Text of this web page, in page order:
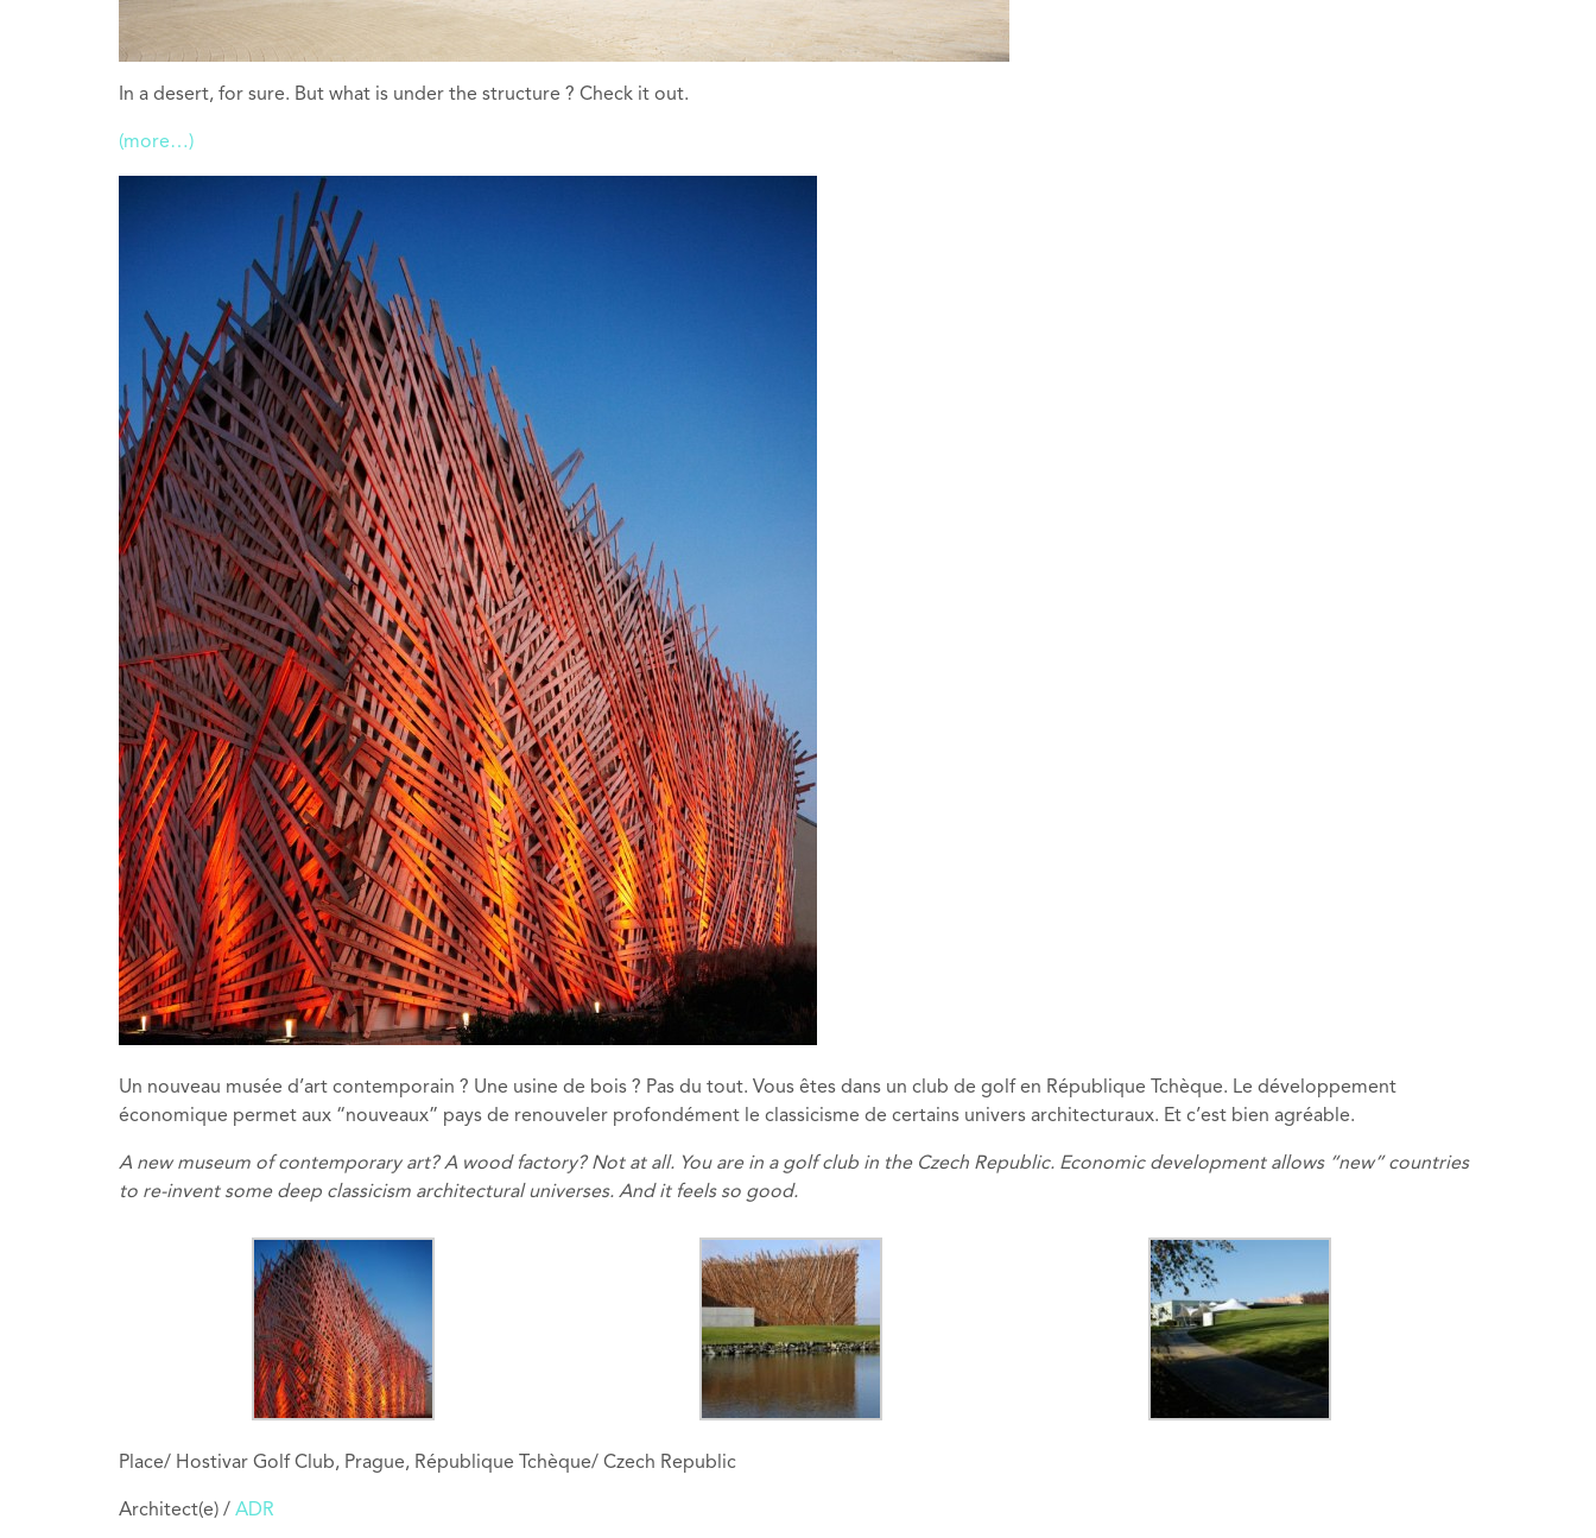
In a desert, for sure. But what is under the structure ? Check it out.
(more…)
Un nouveau musée d’art contemporain ? Une usine de bois ? Pas du tout. Vous êtes dans un club de golf en République Tchèque. Le développement
économique permet aux “nouveaux” pays de renouveler profondément le classicisme de certains univers architecturaux. Et c’est bien agréable.
A new museum of contemporary art? A wood factory? Not at all. You are in a golf club in the Czech Republic. Economic development allows “new” countries
to re-invent some deep classicism architectural universes. And it feels so good.
Place/ Hostivar Golf Club, Prague, République Tchèque/ Czech Republic
Architect(e) / ADR